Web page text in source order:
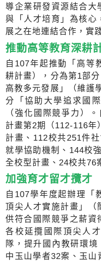
導企業研發資源結合大
與「人才培育」為核心
展之在地連結合作，實
推動高等教育深耕
自107年起推動「高等
耕計畫），分為第1部
高教多元發展」（維護
分「協助大學追求國
（強化國際競爭力）
計畫第2期（112-116年
計畫、112校共251件
就學協助機制、144校
全校型計畫、24校共76
加強育才留才攬才
自107學年度起辦理「
頂尖人才實施計畫」
供符合國際競爭之薪資
各校延攬國際頂尖人
隊，提升國內教研環
中玉山學者32案、玉山